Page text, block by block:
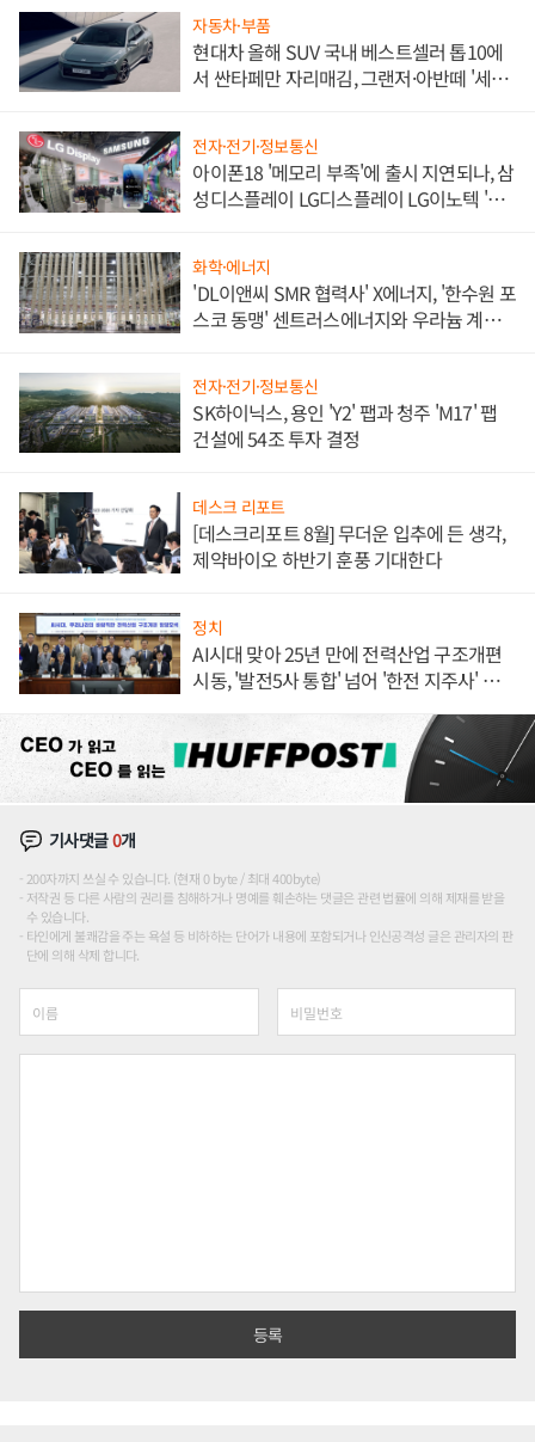
자동차·부품
현대차 올해 SUV 국내 베스트셀러 톱10에
서 싼타페만 자리매김, 그랜저·아반떼 '세단
전자·전기·정보통신
아이폰18 '메모리 부족'에 출시 지연되나, 삼
성디스플레이 LG디스플레이 LG이노텍 '탈
화학·에너지
'DL이앤씨 SMR 협력사' X에너지, '한수원 포
스코 동맹' 센트러스에너지와 우라늄 계약
전자·전기·정보통신
SK하이닉스, 용인 'Y2' 팹과 청주 'M17' 팹
건설에 54조 투자 결정
데스크 리포트
[데스크리포트 8월] 무더운 입추에 든 생각,
제약바이오 하반기 훈풍 기대한다
정치
AI시대 맞아 25년 만에 전력산업 구조개편
시동, '발전5사 통합' 넘어 '한전 지주사' 재편
기사댓글0개
200자까지 쓰실 수 있습니다. (현재 0 byte / 최대 400byte)
저작권 등 다른 사람의 권리를 침해하거나 명예를 훼손하는 댓글은 관련 법률에 의해 제재를 받을
수 있습니다.
타인에게 불쾌감을 주는 욕설 등 비하하는 단어가 내용에 포함되거나 인신공격성 글은 관리자의 판
단에 의해 삭제 합니다.